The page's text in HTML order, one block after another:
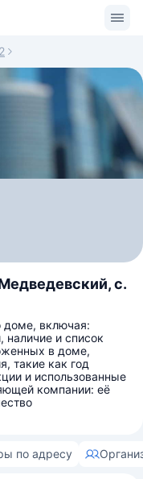
2
с.
доме, включая:
наличие и список
в доме,
такие как год
и использованные
компании: её
по адресу